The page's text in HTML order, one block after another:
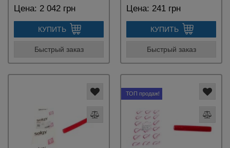
Цена: 2 042 грн
КУПИТЬ
Быстрый заказ
Цена: 241 грн
КУПИТЬ
Быстрый заказ
ТОП продаж!